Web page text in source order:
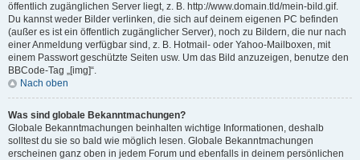
öffentlich zugänglichen Server liegt, z. B. http://www.domain.tld/mein-bild.gif.
Du kannst weder Bilder verlinken, die sich auf deinem eigenen PC befinden
(außer es ist ein öffentlich zugänglicher Server), noch zu Bildern, die nur nach
einer Anmeldung verfügbar sind, z. B. Hotmail- oder Yahoo-Mailboxen, mit
einem Passwort geschützte Seiten usw. Um das Bild anzuzeigen, benutze den
BBCode-Tag „[img]“.
Nach oben
Was sind globale Bekanntmachungen?
Globale Bekanntmachungen beinhalten wichtige Informationen, deshalb
solltest du sie so bald wie möglich lesen. Globale Bekanntmachungen
erscheinen ganz oben in jedem Forum und ebenfalls in deinem persönlichen